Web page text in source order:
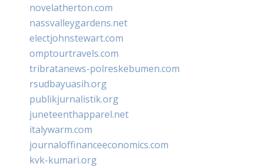
novelatherton.com
nassvalleygardens.net
electjohnstewart.com
omptourtravels.com
tribratanews-polreskebumen.com
rsudbayuasih.org
publikjurnalistik.org
juneteenthapparel.net
italywarm.com
journaloffinanceeconomics.com
kvk-kumari.org